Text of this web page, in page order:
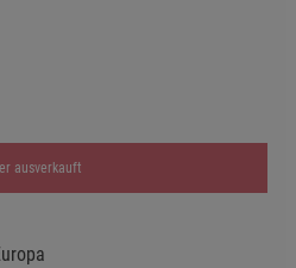
ausverkauft